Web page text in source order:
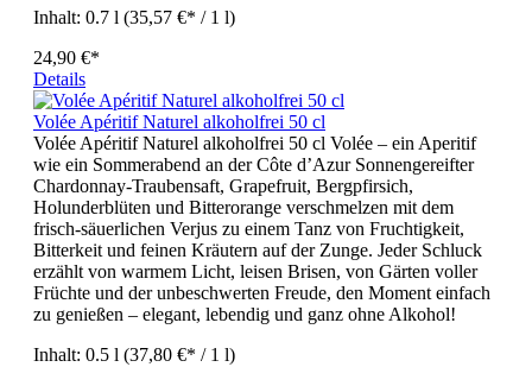
Inhalt: 0.7 l (35,57 €* / 1 l)
24,90 €*
Details
Volée Apéritif Naturel alkoholfrei 50 cl
Volée Apéritif Naturel alkoholfrei 50 cl Volée – ein Aperitif
wie ein Sommerabend an der Côte d’Azur Sonnengereifter
Chardonnay-Traubensaft, Grapefruit, Bergpfirsich,
Holunderblüten und Bitterorange verschmelzen mit dem
frisch-säuerlichen Verjus zu einem Tanz von Fruchtigkeit,
Bitterkeit und feinen Kräutern auf der Zunge. Jeder Schluck
erzählt von warmem Licht, leisen Brisen, von Gärten voller
Früchte und der unbeschwerten Freude, den Moment einfach
zu genießen – elegant, lebendig und ganz ohne Alkohol!
Inhalt: 0.5 l (37,80 €* / 1 l)